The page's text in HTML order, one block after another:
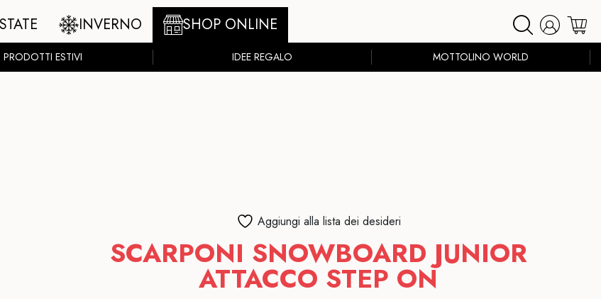
INVERNO SHOP ONLINE
PRODOTTI ESTIVI IDEE REGALO MOTTOLINO WORLD
Aggiungi alla lista dei desideri
SCARPONI SNOWBOARD JUNIOR
ATTACCO STEP ON